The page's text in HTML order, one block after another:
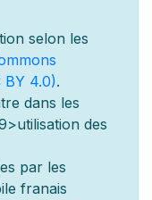
selon les
4.0).
tre dans les
des
es par les
franais